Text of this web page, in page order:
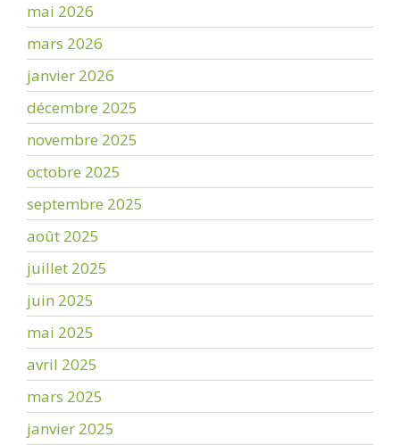
mai 2026
mars 2026
janvier 2026
décembre 2025
novembre 2025
octobre 2025
septembre 2025
août 2025
juillet 2025
juin 2025
mai 2025
avril 2025
mars 2025
janvier 2025